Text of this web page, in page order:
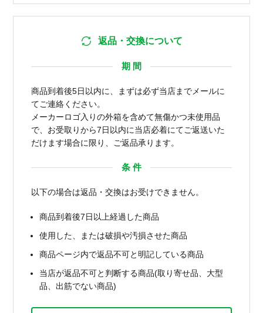
返品・交換について
期 間
商品到着後5日以内に、まずは必ず当店までメールに
てご連絡ください。
メーカーロゴ入りの外箱を含めて無傷かつ未使用品
で、お受取りから7日以内に当店必着にてご返送いた
だけます場合に限り、ご返品承ります。
条 件
以下の場合は返品・交換はお受けできません。
商品到着後7日以上経過した商品
使用した、または破損や汚損させた商品
商品ページ内で返品不可と明記している商品
当店が返品不可と判断する商品(取り寄せ品、大型
品、出筋でない商品)